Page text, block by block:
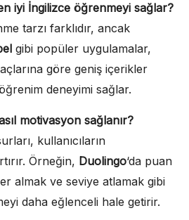
iyi İngilizce öğrenmeyi sağlar?
tarzı farklıdır, ancak
gibi popüler uygulamalar,
göre geniş içerikler
deneyimi sağlar.
motivasyon sağlanır?
kullanıcıların
Örneğin, Duolingo‘da puan
almak ve seviye atlamak gibi
daha eğlenceli hale getirir.